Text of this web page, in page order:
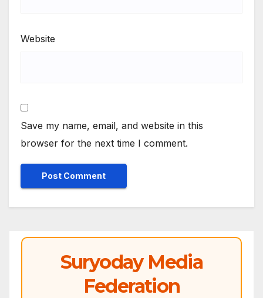
Website
Save my name, email, and website in this
browser for the next time I comment.
Suryoday Media
Federation